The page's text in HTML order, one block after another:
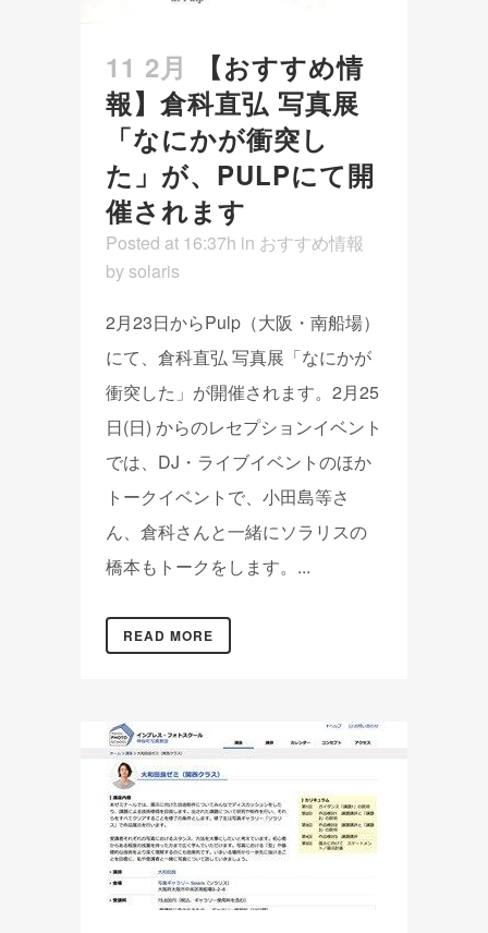
11 2月
【おすすめ情
報】倉科直弘 写真展
「なにかが衝突し
た」が、PULPにて開
催されます
Posted at 16:37h in おすすめ情報
by solaris
2月23日からPulp（大阪・南船場）
にて、倉科直弘 写真展「なにかが
衝突した」が開催されます。2月25
日(日) からのレセプションイベント
では、DJ・ライブイベントのほか
トークイベントで、小田島等さ
ん、倉科さんと一緒にソラリスの
橋本もトークをします。...
READ MORE